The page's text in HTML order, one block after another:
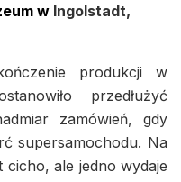
w Ingolstadt,
produkcji w
przedłużyć
zamówień, gdy
supersamochodu. Na
cicho, ale jedno wydaje